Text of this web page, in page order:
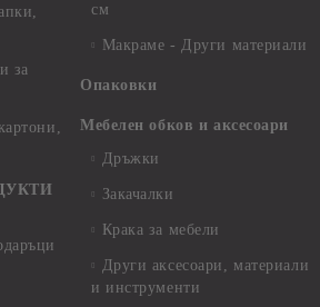
за
см
Макраме - Други материали
Опаковки
Мебелен обков и аксесоари
Дръжки
Закачалки
Крака за мебели
Други аксесоари, материали
и инструменти